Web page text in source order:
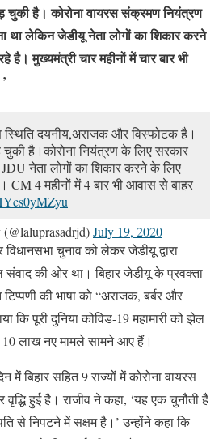
चुकी है। कोरोना वायरस संक्रमण नियंत्रण
था लेकिन जेडीयू नेता लोगों का शिकार करने
है। मुख्यमंत्री चार महीनों में चार बार भी
स्थिति दयनीय,अराजक और विस्फोटक है।
चुकी है।कोरोना नियंत्रण के लिए सरकार
नेता लोगों का शिकार करने के लिए
CM 4 महीनों में 4 बार भी आवास से बाहर
July 19, 2020
चुनाव को लेकर जेडीयू द्वारा
संवाद की ओर था। बिहार जेडीयू के प्रवक्ता
की भाषा को “अराजक, बर्बर और
कि पूरी दुनिया कोविड-19 महामारी को झेल
लाख नए मामले सामने आए हैं।
में बिहार सहित 9 राज्यों में कोरोना वायरस
हुई है। राजीव ने कहा, ‘यह एक चुनौती है
से निपटने में सक्षम है।’ उन्होंने कहा कि